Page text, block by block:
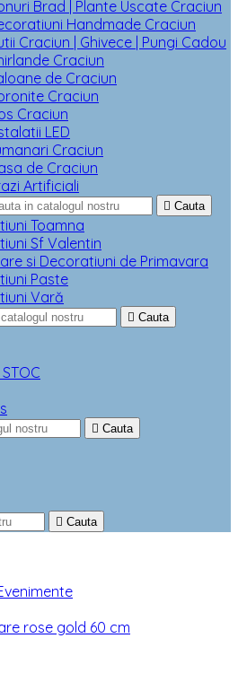
Brad | Plante Uscate Craciun
Handmade Craciun
Craciun | Ghivece | Pungi Cadou
Craciun
de Craciun
Craciun
Craciun
LED
Craciun
de Craciun
Artificiali
 Cauta
Toamna
Sf Valentin
si Decoratiuni de Primavara
Paste
Vară
 Cauta
STOC
 Cauta
 Cauta
rose gold 60 cm